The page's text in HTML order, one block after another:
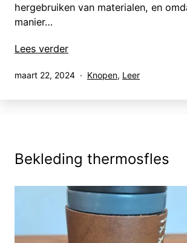
hergebruiken van materialen, en
manier…
Lees verderArmbanden
Gepubliceerd
maart 22, 2024
Gecategoriseerd
Knopen, Leer
Bekleding thermosfles